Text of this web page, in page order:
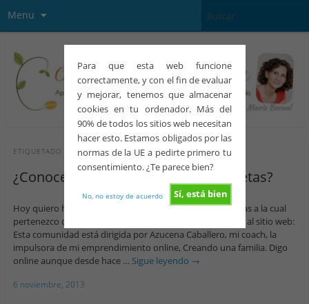
Para que esta web funcione
correctamente, y con el fin de evaluar
y mejorar, tenemos que almacenar
cookies en tu ordenador. Más del
90% de todos los sitios web necesitan
hacer esto. Estamos obligados por las
normas de la UE a pedirte primero tu
consentimiento. ¿Te parece bien?
Sí, está bien
No, no estoy de acuerdo
Menu
ETIQUETADO CONCOMUNIDAD
¿Conoces la comunidad de Educarpetas?
Hoy quiero hablarnos sobre la comunidad de Educarpetas a la cual
pertenezco desde hace un año. Pincha aquí para acceder al sitio web:
Esta comunidad está dirigida por Azucena Caballero, mi coach, la
impulsora de mi emprendimiento online, Creando una familia. Digo
online aunque desde hace … Sigue leyendo →
6 noviembre, 2013